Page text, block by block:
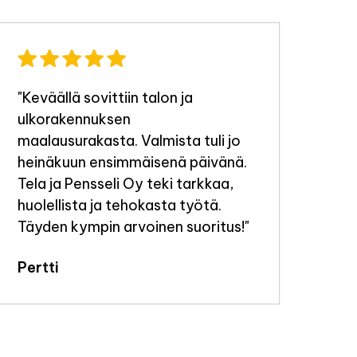
"Keväällä sovittiin talon ja
ulkorakennuksen
maalausurakasta. Valmista tuli jo
heinäkuun ensimmäisenä päivänä.
Tela ja Pensseli Oy teki tarkkaa,
huolellista ja tehokasta työtä.
Täyden kympin arvoinen suoritus!"
Pertti